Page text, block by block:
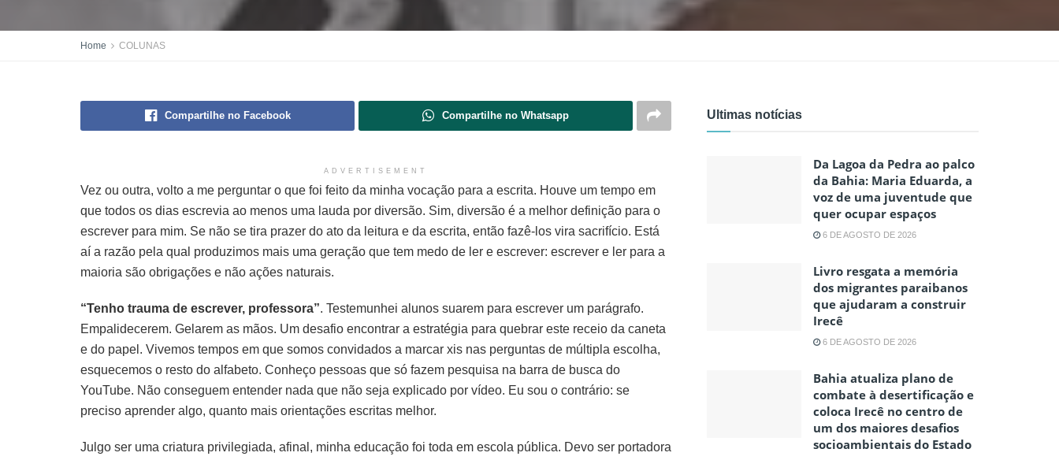
Home COLUNAS
Compartilhe no Facebook Compartilhe no Whatsapp
ADVERTISEMENT
Vez ou outra, volto a me perguntar o que foi feito da minha vocação para a escrita. Houve um tempo em
que todos os dias escrevia ao menos uma lauda por diversão. Sim, diversão é a melhor definição para o
escrever para mim. Se não se tira prazer do ato da leitura e da escrita, então fazê-los vira sacrifício. Está
aí a razão pela qual produzimos mais uma geração que tem medo de ler e escrever: escrever e ler para a
maioria são obrigações e não ações naturais.
“Tenho trauma de escrever, professora”. Testemunhei alunos suarem para escrever um parágrafo.
Empalidecerem. Gelarem as mãos. Um desafio encontrar a estratégia para quebrar este receio da caneta
e do papel. Vivemos tempos em que somos convidados a marcar xis nas perguntas de múltipla escolha,
esquecemos o resto do alfabeto. Conheço pessoas que só fazem pesquisa na barra de busca do
YouTube. Não conseguem entender nada que não seja explicado por vídeo. Eu sou o contrário: se
preciso aprender algo, quanto mais orientações escritas melhor.
Julgo ser uma criatura privilegiada, afinal, minha educação foi toda em escola pública. Devo ser portadora
Ultimas notícias
Da Lagoa da Pedra ao palco
da Bahia: Maria Eduarda, a
voz de uma juventude que
quer ocupar espaços
6 DE AGOSTO DE 2026
Livro resgata a memória
dos migrantes paraibanos
que ajudaram a construir
Irecê
6 DE AGOSTO DE 2026
Bahia atualiza plano de
combate à desertificação e
coloca Irecê no centro de
um dos maiores desafios
socioambientais do Estado